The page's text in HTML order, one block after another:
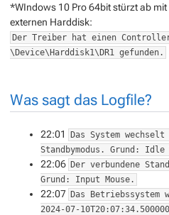
*WIndows 10 Pro 64bit stürzt ab mit
externen Harddisk:
Der Treiber hat einen
\Device\Harddisk1\DR1 gefunden.
Was sagt das Logfile?
22:01
Das System
Standbymodus. Grund: Idle
22:06 Der verbundene
Grund: Input Mouse.
22:07 Das Betriebssystem
‎2024‎-‎07‎-‎